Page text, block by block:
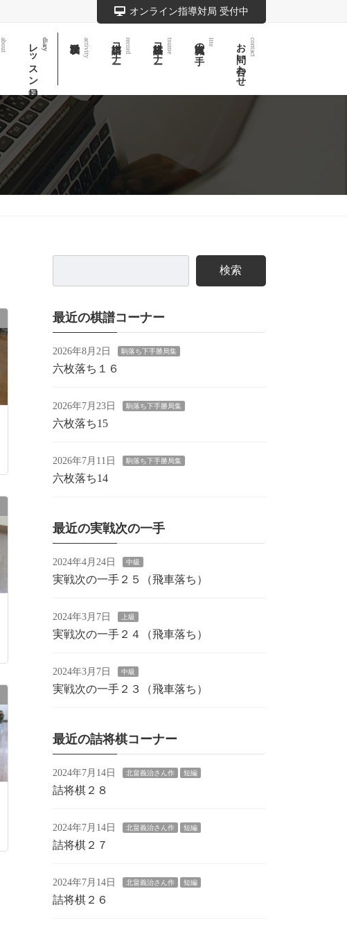
オンライン指導対局 受付中
about レッスン日記 diary activity 棋譜コーナー record 詰将棋コーナー tsume 実戦次の一手 itte お問い合わせ contact
検索
最近の棋譜コーナー
2026年8月2日 駒落ち下手勝局集
六枚落ち１６
2026年7月23日 駒落ち下手勝局集
六枚落ち15
2026年7月11日 駒落ち下手勝局集
六枚落ち14
最近の実戦次の一手
2024年4月24日 中級
実戦次の一手２５（飛車落ち）
2024年3月7日 上級
実戦次の一手２４（飛車落ち）
2024年3月7日 中級
実戦次の一手２３（飛車落ち）
最近の詰将棋コーナー
2024年7月14日 北畠義治さん作 短編
詰将棋２８
2024年7月14日 北畠義治さん作 短編
詰将棋２７
2024年7月14日 北畠義治さん作 短編
詰将棋２６